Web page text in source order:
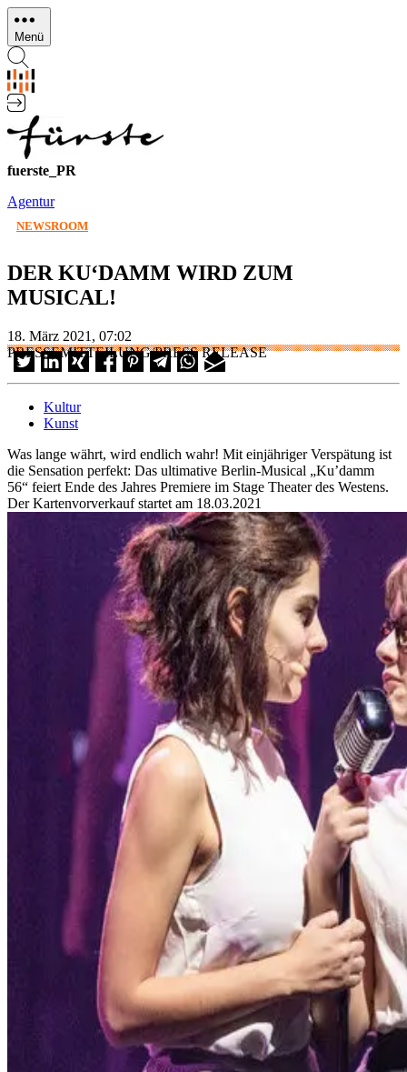
Direkt
zum
Inhalt
Menü
fuerste_PR
Agentur
NEWSROOM
DER KU‘DAMM WIRD ZUM
MUSICAL!
18. März 2021, 07:02
PRESSEMITTEILUNG/PRESS RELEASE
Kultur
Kunst
Was lange währt, wird endlich wahr! Mit einjähriger Verspätung ist
die Sensation perfekt: Das ultimative Berlin-Musical „Ku’damm
56“ feiert Ende des Jahres Premiere im Stage Theater des Westens.
Der Kartenvorverkauf startet am 18.03.2021